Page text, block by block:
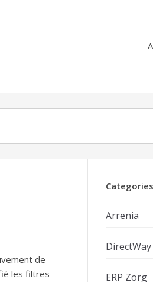
de
les filtres
Categories
Arrenia
DirectWay
ERP Zorg